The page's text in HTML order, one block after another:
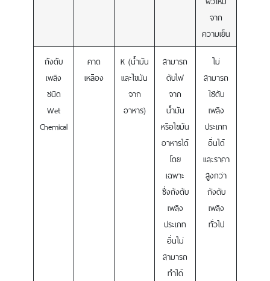
จาก
ความเย็น
ถังดับ
เพลิง
ชนิด
Wet
Chemical
คาด
เหลือง
K (น้ำมัน
และไขมัน
จาก
อาหาร)
สามารถ
ดับไฟ
จาก
น้ำมัน
หรือไขมัน
อาหารได้
โดย
เฉพาะ
ซึ่งถังดับ
เพลิง
ประเภท
อื่นไม่
สามารถ
ทำได้
ไม่
สามารถ
ใช้ดับ
เพลิง
ประเภท
อื่นได้
และราคา
สูงกว่า
ถังดับ
เพลิง
ทั่วไป